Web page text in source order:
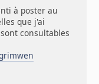
à poster au
que j'ai
consultables